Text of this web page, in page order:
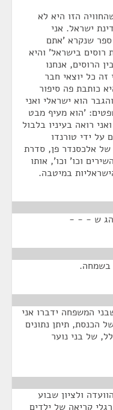
הזו היא לא
ישראל. אני
שנקרא 'אתם
רוסים בישראל' והיא
הרוסים, אנחנו
זה כל יוצאי חבר
כותבת פה סיפור
הוא ישראלי ואני
ממש שני משפטים: 'הוא מעיף מבט
רואה בעיניו בלבול
ידי טורנדו
של אלכסנדר פן, סדרת
וכו' וכו', אותו
במיטבה.
ש - - -
בשמחה.
המשפחה ידברו אני
הכנסת, תיתן נתונים
של בני נוער
ולציון שבוע
קריאה של ילדים